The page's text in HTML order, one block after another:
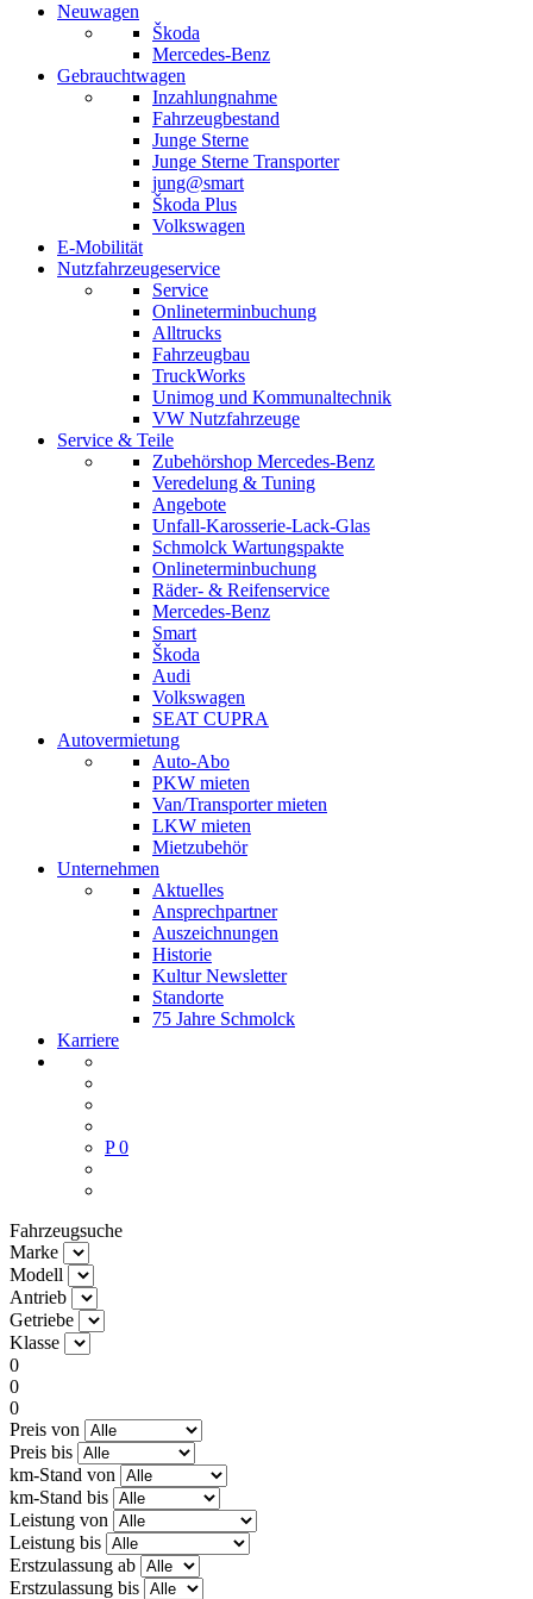
Neuwagen
Škoda
Mercedes-Benz
Gebrauchtwagen
Inzahlungnahme
Fahrzeugbestand
Junge Sterne
Junge Sterne Transporter
jung@smart
Škoda Plus
Volkswagen
E-Mobilität
Nutzfahrzeugeservice
Service
Onlineterminbuchung
Alltrucks
Fahrzeugbau
TruckWorks
Unimog und Kommunaltechnik
VW Nutzfahrzeuge
Service & Teile
Zubehörshop Mercedes-Benz
Veredelung & Tuning
Angebote
Unfall-Karosserie-Lack-Glas
Schmolck Wartungspakte
Onlineterminbuchung
Räder- & Reifenservice
Mercedes-Benz
Smart
Škoda
Audi
Volkswagen
SEAT CUPRA
Autovermietung
Auto-Abo
PKW mieten
Van/Transporter mieten
LKW mieten
Mietzubehör
Unternehmen
Aktuelles
Ansprechpartner
Auszeichnungen
Historie
Kultur Newsletter
Standorte
75 Jahre Schmolck
Karriere
P 0
Fahrzeugsuche
Marke
Modell
Antrieb
Getriebe
Klasse
0
0
0
Preis von
Preis bis
km-Stand von
km-Stand bis
Leistung von
Leistung bis
Erstzulassung ab
Erstzulassung bis